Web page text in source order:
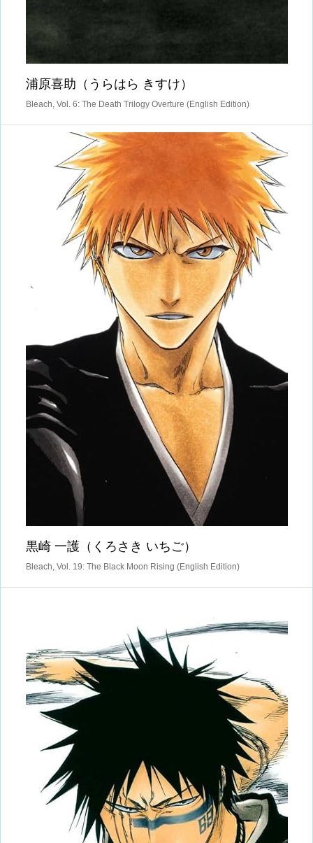
浦原喜助（うらはら きすけ）
Bleach, Vol. 6: The Death Trilogy Overture (English Edition)
黒崎 一護（くろさき いちご）
Bleach, Vol. 19: The Black Moon Rising (English Edition)